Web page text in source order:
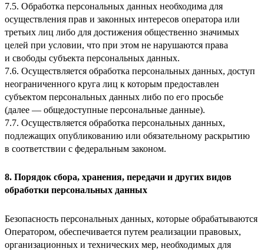
7.5. Обработка персональных данных необходима для
осуществления прав и законных интересов оператора или
третьих лиц либо для достижения общественно значимых
целей при условии, что при этом не нарушаются права
и свободы субъекта персональных данных.
7.6. Осуществляется обработка персональных данных, доступ
неограниченного круга лиц к которым предоставлен
субъектом персональных данных либо по его просьбе
(далее — общедоступные персональные данные).
7.7. Осуществляется обработка персональных данных,
подлежащих опубликованию или обязательному раскрытию
в соответствии с федеральным законом.
8. Порядок сбора, хранения, передачи и других видов
обработки персональных данных
Безопасность персональных данных, которые обрабатываются
Оператором, обеспечивается путем реализации правовых,
организационных и технических мер, необходимых для